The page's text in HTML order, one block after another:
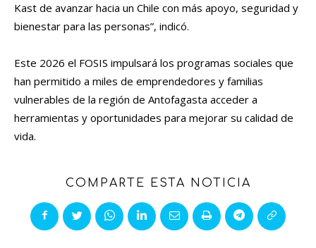
Kast de avanzar hacia un Chile con más apoyo, seguridad y
bienestar para las personas”, indicó.
Este 2026 el FOSIS impulsará los programas sociales que
han permitido a miles de emprendedores y familias
vulnerables de la región de Antofagasta acceder a
herramientas y oportunidades para mejorar su calidad de
vida.
COMPARTE ESTA NOTICIA